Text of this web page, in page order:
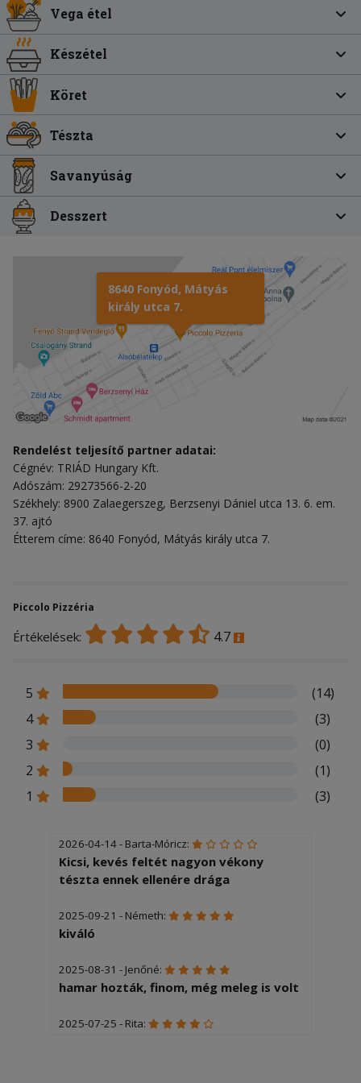
Vega étel
Készétel
Köret
Tészta
Savanyúság
Desszert
8640 Fonyód, Mátyás
király utca 7.
Rendelést teljesítő partner adatai:
Cégnév: TRIÁD Hungary Kft.
Adószám: 29273566-2-20
Székhely: 8900 Zalaegerszeg, Berzsenyi Dániel utca 13. 6. em.
37. ajtó
Étterem címe: 8640 Fonyód, Mátyás király utca 7.
Piccolo Pizzéria
Értékelések: 4.7
5
(14)
4
(3)
3
(0)
2
(1)
1
(3)
2026-04-14 - Barta-Móricz:
Kicsi, kevés feltét nagyon vékony
tészta ennek ellenére drága
2025-09-21 - Németh:
kiváló
2025-08-31 - Jenőné:
hamar hozták, finom, még meleg is volt
2025-07-25 - Rita: